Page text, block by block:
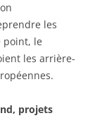
les
point, le
les arrière-
projets